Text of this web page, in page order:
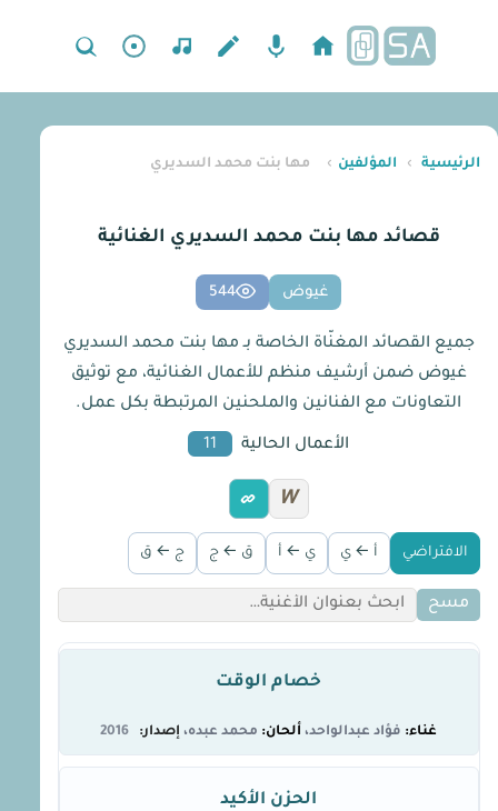
الرئيسية › المؤلفين › مها بنت محمد السديري
قصائد مها بنت محمد السديري الغنائية
غيوض 544
جميع القصائد المغنّاة الخاصة بـ مها بنت محمد السديري
غيوض ضمن أرشيف منظم للأعمال الغنائية، مع توثيق
التعاونات مع الفنانين والملحنين المرتبطة بكل عمل.
الأعمال الحالية 11
W
الافتراضي أ ← ي ي ← أ ق ← ج ج ← ق
مسح
خصام الوقت
فؤاد عبدالواحد محمد عبده 2016
الحزن الأكيد